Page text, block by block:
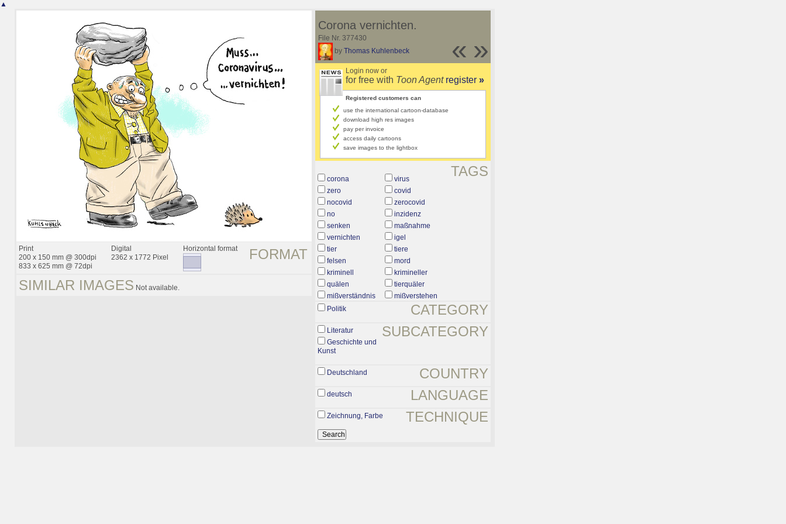
▲
FORMAT
Print
200 x 150 mm @ 300dpi
833 x 625 mm @ 72dpi
Digital
2362 x 1772 Pixel
Horizontal format
SIMILAR IMAGES Not available.
»
«
Corona vernichten.
File Nr. 377430
by Thomas Kuhlenbeck
Login now or
for free with Toon Agent register »
Registered customers can
use the international cartoon-database
download high res images
pay per invoice
access daily cartoons
save images to the lightbox
TAGS
corona
virus
zero
covid
nocovid
zerocovid
no
inzidenz
senken
maßnahme
vernichten
igel
tier
tiere
felsen
mord
kriminell
krimineller
quälen
tierquäler
mißverständnis
mißverstehen
CATEGORY
Politik
SUBCATEGORY
Literatur
Geschichte und
Kunst
COUNTRY
Deutschland
LANGUAGE
deutsch
TECHNIQUE
Zeichnung, Farbe